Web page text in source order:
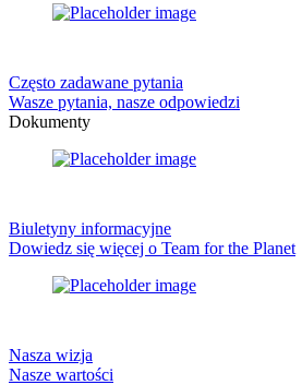
Często zadawane pytania
Wasze pytania, nasze odpowiedzi
Dokumenty
Biuletyny informacyjne
Dowiedz się więcej o Team for the Planet
Nasza wizja
Nasze wartości